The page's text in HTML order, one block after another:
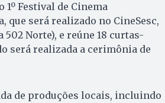
1º Festival de Cinema
que será realizado no CineSesc,
502 Norte), e reúne 18 curtas-
será realizada a cerimônia de
de produções locais, incluindo